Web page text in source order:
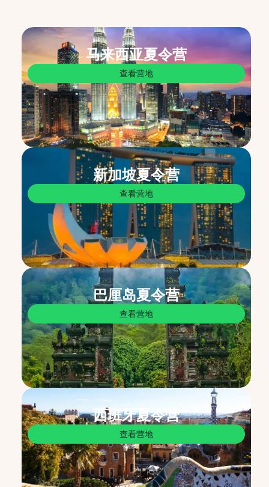
马来西亚夏令营
查看营地
新加坡夏令营
查看营地
巴厘岛夏令营
查看营地
西班牙夏令营
查看营地